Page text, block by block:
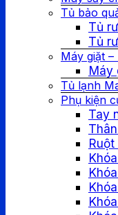
Tủ bảo
Tủ
Tủ
Máy giặt
Máy
Tủ lạnh
Phụ kiện
Tay
Ruột